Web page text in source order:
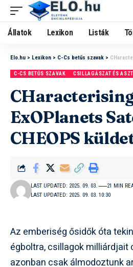
Állatok Lexikon Listák
Elo.hu > Lexikon > C-Cs betűs szavak >
C-CS BETŰS SZAVAK CSILLAGÁSZAT ÉS
ExOPlanets
CHEOPS
LAST UPDATED: 2025. 09. 03. 10:30
LAST UPDATED: 2025. 09. 03. 21 MIN
Az emberiség ősidők óta
égboltra, csillagok milliárdjait
azonban csak álmodoztunk